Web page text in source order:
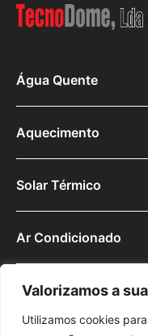
Valorizamos a
Utilizamos cookies
Água Quente
Aquecimento
Solar Térmico
Ar Condicionado